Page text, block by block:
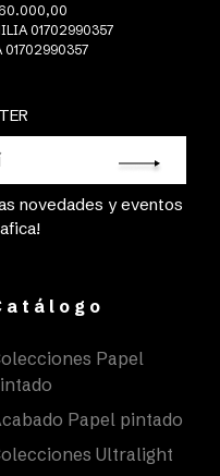
novedades y eventos
01702990357
01702990357
Papel
Papel pintado
Ultralight